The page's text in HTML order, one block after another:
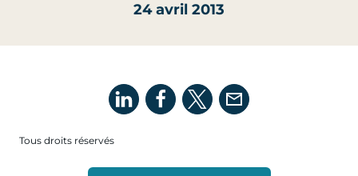
24 avril 2013
Tous droits réservés